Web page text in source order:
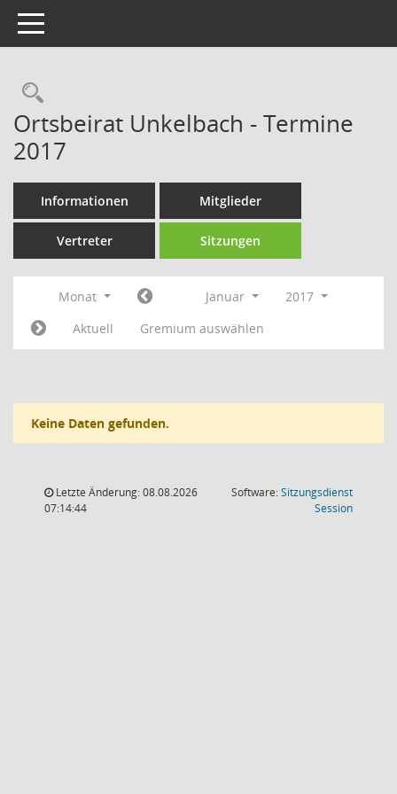
Toggle navigation
Rechercheauswahl
Ortsbeirat Unkelbach - Termine
2017
Informationen Mitglieder
Vertreter Sitzungen
Monat Januar
2017
Aktuell
Gremium auswählen
Keine Daten gefunden.
Letzte Änderung: 08.08.2026
07:14:44
Software:Sitzungsdienst
Session(Wird in